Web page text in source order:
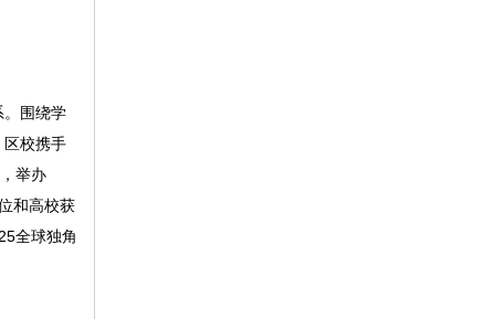
。围绕学
校携手
举办
和高校获
全球独角